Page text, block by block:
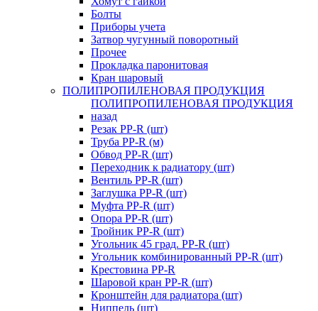
Болты
Приборы учета
Затвор чугунный поворотный
Прочее
Прокладка паронитовая
Кран шаровый
ПОЛИПРОПИЛЕНОВАЯ ПРОДУКЦИЯ
ПОЛИПРОПИЛЕНОВАЯ ПРОДУКЦИЯ
назад
Резак PP-R (шт)
Труба PP-R (м)
Обвод PP-R (шт)
Переходник к радиатору (шт)
Вентиль PP-R (шт)
Заглушка PP-R (шт)
Муфта PP-R (шт)
Опора PP-R (шт)
Тройник PP-R (шт)
Угольник 45 град. PP-R (шт)
Угольник комбинированный PP-R (шт)
Крестовина PP-R
Шаровой кран PP-R (шт)
Кронштейн для радиатора (шт)
Ниппель (шт)